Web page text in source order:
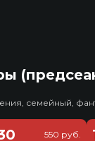
семейный,
550 руб.